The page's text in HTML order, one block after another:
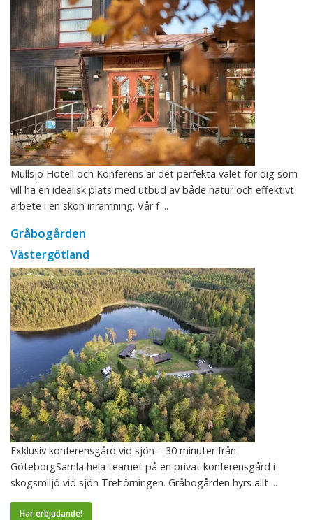
Mullsjö Hotell och Konferens är det perfekta valet för dig som
vill ha en idealisk plats med utbud av både natur och effektivt
arbete i en skön inramning. Vår f ...
Gråbogården
Västergötland
Exklusiv konferensgård vid sjön – 30 minuter från
GöteborgSamla hela teamet på en privat konferensgård i
skogsmiljö vid sjön Trehörningen. Gråbogården hyrs allt ...
Har erbjudande!